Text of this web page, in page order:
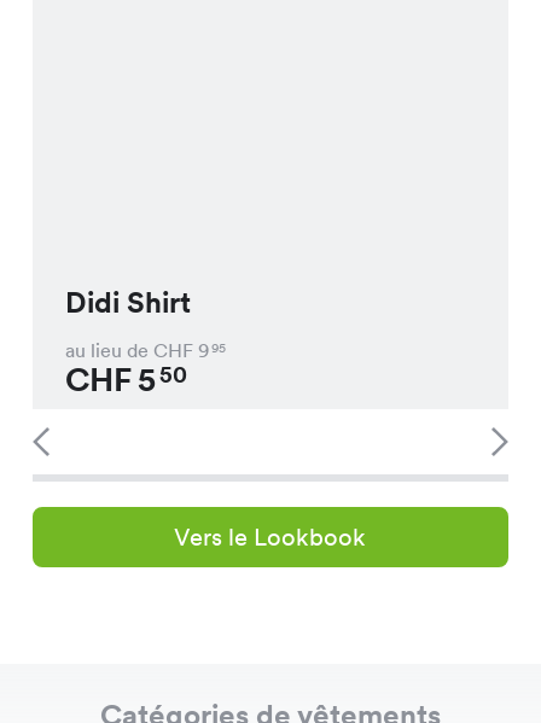
Didi Shirt
au lieu de CHF 995
CHF550
Vers le Lookbook
Catégories de vêtements